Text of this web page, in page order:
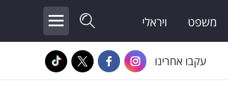
משפט ויראלי
עקבו אחרינו